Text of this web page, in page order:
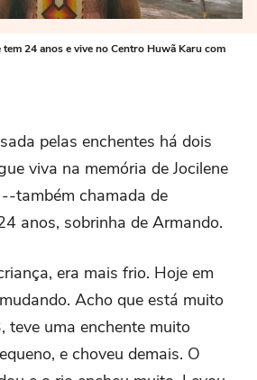
tem 24 anos e vive no Centro Huwã Karu com
pelas enchentes há dois
viva na memória de Jocilene
também chamada de
anos, sobrinha de Armando.
era mais frio. Hoje em
Acho que está muito
teve uma enchente muito
e choveu demais. O